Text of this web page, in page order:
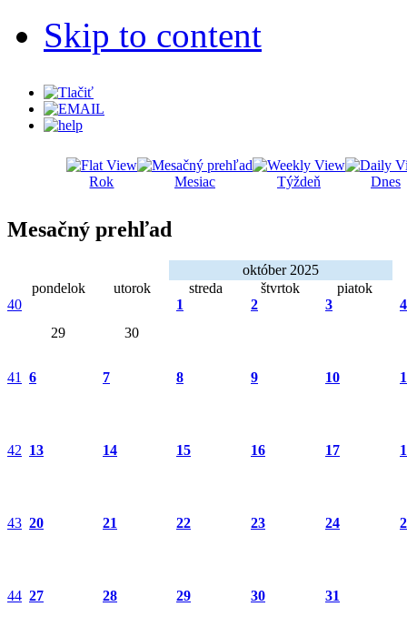
Skip to content
Rok Mesiac Týždeň Dnes
Mesačný prehľad
október 2025
pondelok
utorok streda štvrtok
piatok
40
29
30
1 2 3 4
41 6 7 8 9 10
42 13 14 15 16 17
43 20 21 22 23 24
44 27 28 29 30 31